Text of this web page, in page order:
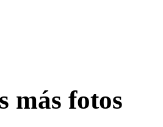
más fotos